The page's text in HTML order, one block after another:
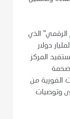
الرقمي" الذي
دولار
ويستفيد المركز
الفورية من
وتوصيات